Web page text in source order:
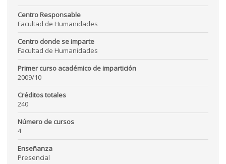
Centro Responsable
Facultad de Humanidades
Centro donde se imparte
Facultad de Humanidades
Primer curso académico de impartición
2009/10
Créditos totales
240
Número de cursos
4
Enseñanza
Presencial